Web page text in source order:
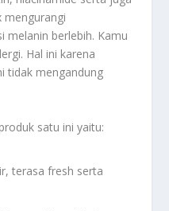
mengurangi
melanin berlebih. Kamu
Hal ini karena
tidak mengandung
satu ini yaitu:
terasa fresh serta